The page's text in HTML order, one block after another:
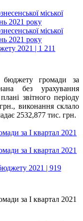
міської
2021 року
міської
2021 року
2021 | 1 211
бюджету громади за
без урахування
звітного періоду
виконання склало
2532,877 тис. грн.
за І квартал 2021
за І квартал 2021
2021 | 919
за І квартал 2021